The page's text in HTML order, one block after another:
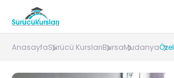
AnasayfaSürücü KurslarıBursaMudanya